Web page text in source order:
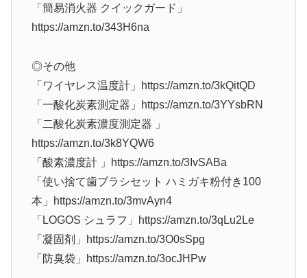
「簡易消火器 クイックガード」
https://amzn.to/343H6na
◎その他
「ワイヤレス温度計」https://amzn.to/3kQitQD
「一酸化炭素測定器」https://amzn.to/3YYsbRN
「二酸化炭素濃度測定器 」
https://amzn.to/3k8YQW6
「酸素濃度計 」https://amzn.to/3IvSABa
「使い捨て歯ブラシセット ハミガキ粉付き100
本」https://amzn.to/3mvAyn4
「LOGOS シュラフ」https://amzn.to/3qLu2Le
「凝固剤」https://amzn.to/3O0sSpg
「防臭袋」https://amzn.to/3ocJHPw